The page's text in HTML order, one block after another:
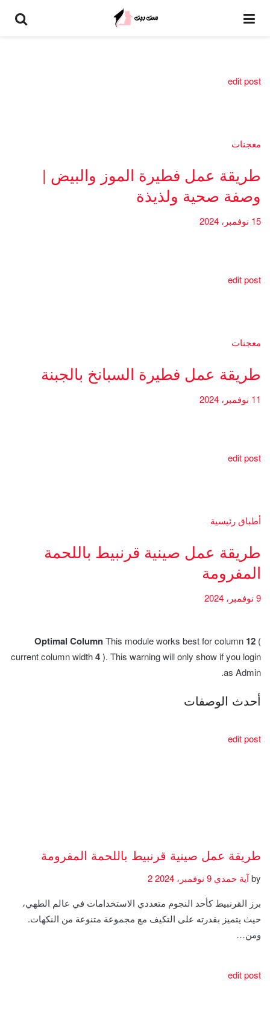
edit post
معجنات
طريقة عمل فطيرة الموز والبيض |
وصفة صحية ولذيذة
15 نوفمبر، 2024
edit post
معجنات
طريقة عمل فطيرة السبانخ بالجبنة
11 نوفمبر، 2024
edit post
أطباق رئيسية
طريقة عمل صينية قرنبيط باللحمة
المفرومة
9 نوفمبر، 2024
Optimal ColumnThis module works best for column 12 (
current column width4). This warning will only show if you login
as Admin.
أحدث الوصفات
edit post
طريقة عمل صينية قرنبيط باللحمة المفرومة
byآية حمدي
برز القرنبيط كأحد النجوم متعددي الاستخدامات في عالم الطهي،
حيث يتميز بقدرته على التكيف مع مجموعة متنوعة من النكهات.
ومن…
edit post